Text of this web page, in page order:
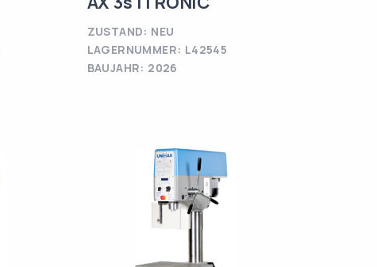
ZUSTAND: NEU
LAGERNUMMER: L42545
BAUJAHR: 2026